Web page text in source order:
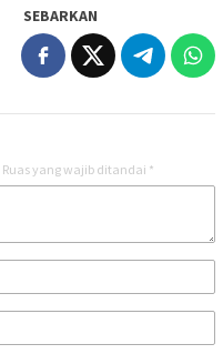
SEBARKAN
Ruas yang wajib ditandai *